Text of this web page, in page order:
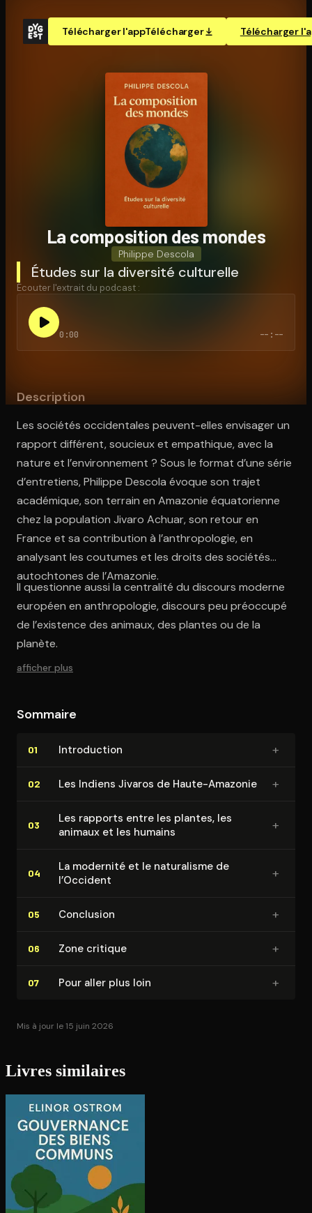
Télécharger l'appTélécharger Télécharger
La composition des mondes
Philippe Descola
Études sur la diversité culturelle
Écouter l'extrait du podcast :
0:00 --:--
Description
Les sociétés occidentales peuvent-elles envisager un
rapport différent, soucieux et empathique, avec la
nature et l’environnement ? Sous le format d’une série
d’entretiens, Philippe Descola évoque son trajet
académique, son terrain en Amazonie équatorienne
chez la population Jivaro Achuar, son retour en
France et sa contribution à l’anthropologie, en
analysant les coutumes et les droits des sociétés
autochtones de l’Amazonie.
Il questionne aussi la centralité du discours moderne
européen en anthropologie, discours peu préoccupé
de l’existence des animaux, des plantes ou de la
planète.
afficher plus
Sommaire
01 In­tro­duc­tion +
02 Les Indiens Jivaros de Haute-Amazonie +
03
Les rapports entre les plantes, les
animaux et les humains
+
04
La modernité et le naturalisme de
l’Occident
+
05 Conclusion +
06 Zone critique +
07 Pour aller plus loin +
Mis à jour le 15 juin 2026
Livres similaires